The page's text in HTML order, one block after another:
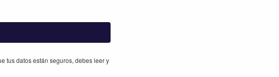
tus datos están seguros, debes leer y